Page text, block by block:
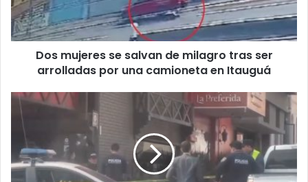
Dos mujeres se salvan de milagro tras ser
arrolladas por una camioneta en Itauguá